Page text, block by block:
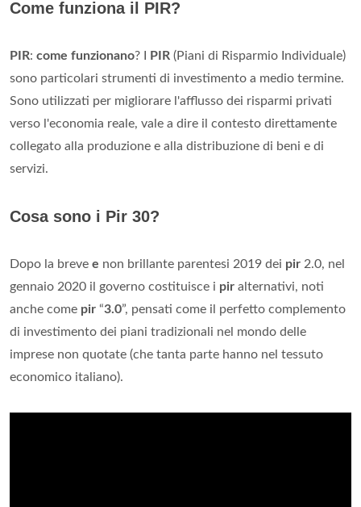
Come funziona il PIR?
PIR: come funzionano? I PIR (Piani di Risparmio Individuale)
sono particolari strumenti di investimento a medio termine.
Sono utilizzati per migliorare l'afflusso dei risparmi privati
verso l'economia reale, vale a dire il contesto direttamente
collegato alla produzione e alla distribuzione di beni e di
servizi.
Cosa sono i Pir 30?
Dopo la breve e non brillante parentesi 2019 dei pir 2.0, nel
gennaio 2020 il governo costituisce i pir alternativi, noti
anche come pir “3.0”, pensati come il perfetto complemento
di investimento dei piani tradizionali nel mondo delle
imprese non quotate (che tanta parte hanno nel tessuto
economico italiano).